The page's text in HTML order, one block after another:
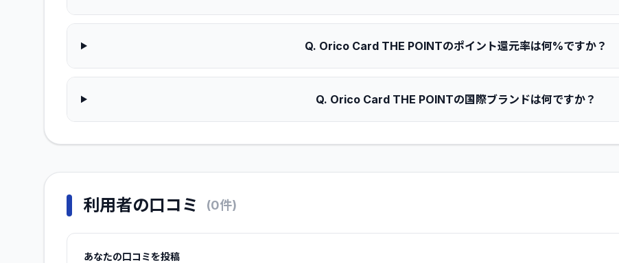
Q. Orico Card THE POINTのポイント還元率は何%ですか？
Q. Orico Card THE POINTの国際ブランドは何ですか？
利用者の口コミ (0件)
あなたの口コミを投稿